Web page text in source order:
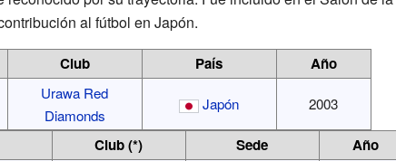
al fútbol en Japón.
Club País Año
Urawa Red
Diamonds
Japón 2003
Club (*) Sede Año